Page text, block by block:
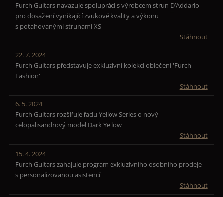
Furch Guitars navazuje spolupráci s výrobcem strun D’Addario
pro dosažení vynikající zvukové kvality a výkonu
s potahovanými strunami XS
Stáhnout
22. 7. 2024
Furch Guitars představuje exkluzivní kolekci oblečení 'Furch
Fashion'
Stáhnout
6. 5. 2024
Furch Guitars rozšiřuje řadu Yellow Series o nový
celopalisandrový model Dark Yellow
Stáhnout
15. 4. 2024
Furch Guitars zahajuje program exkluzivního osobního prodeje
s personalizovanou asistencí
Stáhnout